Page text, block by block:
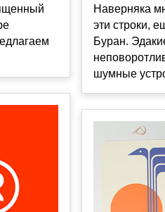
Наверняка
эти строки,
Буран.
шумные